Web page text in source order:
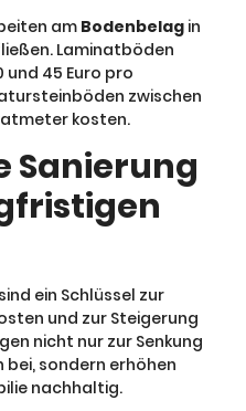
am Bodenbelag in
Laminatböden
und 45 Euro pro
zwischen
kosten.
Sanierung
ein Schlüssel zur
und zur Steigerung
nicht nur zur Senkung
sondern erhöhen
nachhaltig.